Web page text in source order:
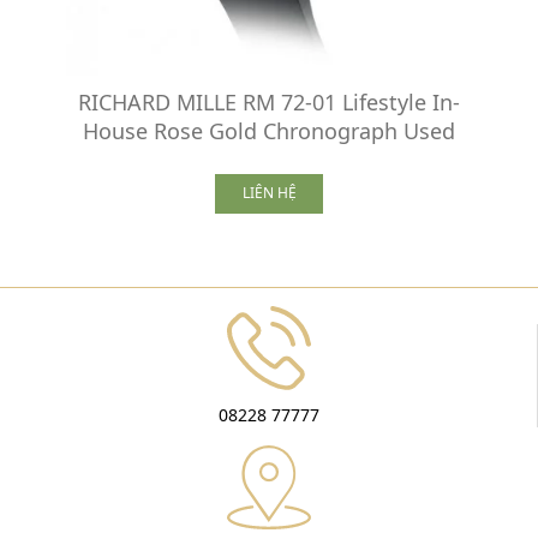
RICHARD MILLE RM 72-01 Lifestyle In-
House Rose Gold Chronograph Used
LIÊN HỆ
08228 77777